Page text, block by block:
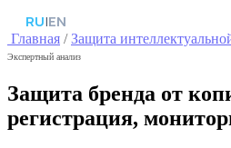
RU|EN
Главная /Защита
Экспертный анализ
Защита бренда от
регистрация,